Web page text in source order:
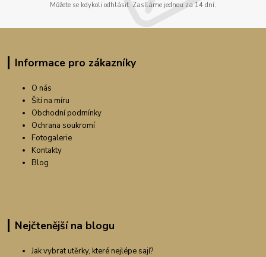
Můžete se kdykoli odhlásit. Zasíláme jednou za 14 dní.
Informace pro zákazníky
O nás
Šití na míru
Obchodní podmínky
Ochrana soukromí
Fotogalerie
Kontakty
Blog
Nejčtenější na blogu
Jak vybrat utěrky, které nejlépe sají?